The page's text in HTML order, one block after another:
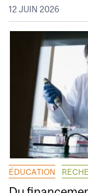
12 JUIN 2026
ÉDUCATION